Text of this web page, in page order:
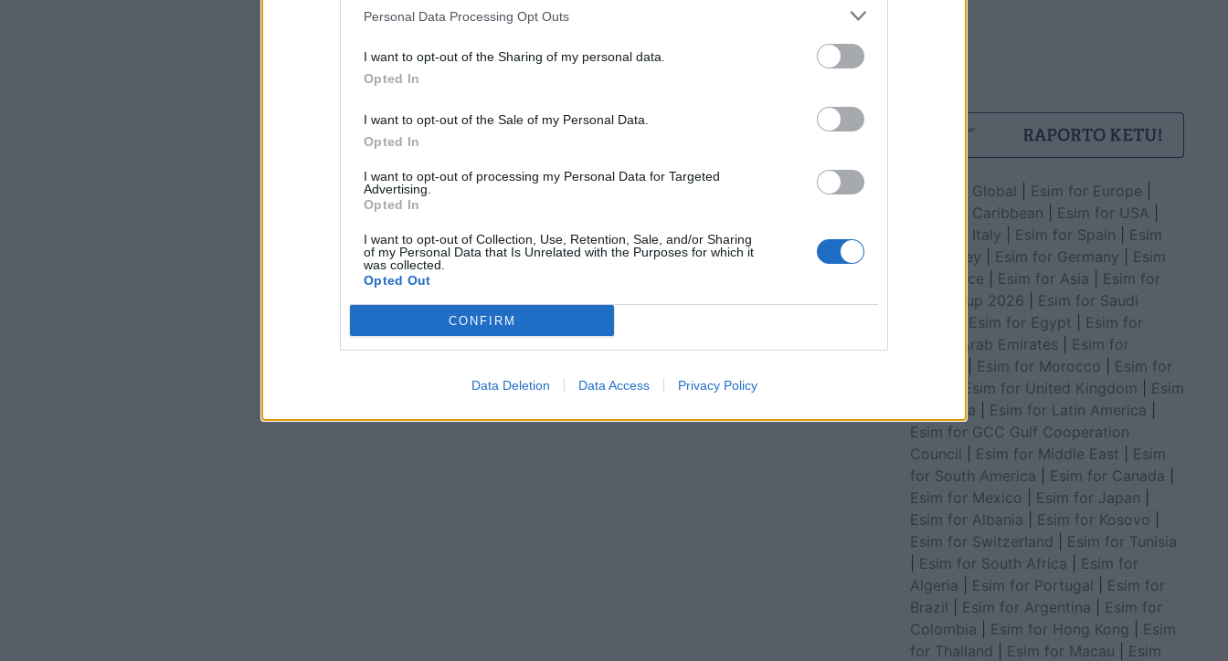
Personal Data Processing Opt Outs
I want to opt-out of the Sharing of my personal data.
Opted In
I want to opt-out of the Sale of my Personal Data.
Opted In
I want to opt-out of processing my Personal Data for Targeted
Advertising.
Opted In
I want to opt-out of Collection, Use, Retention, Sale, and/or Sharing
of my Personal Data that Is Unrelated with the Purposes for which it
was collected.
Opted Out
CONFIRM
Data Deletion Data Access Privacy Policy
Esim for Global Esim for Europe
Esim for Caribbean
Esim for USA
Esim for Italy
Esim for Spain
Esim
for Turkey
Esim for Germany
Esim
for Greece
Esim for Asia
Esim for
World Cup 2026
Esim for Saudi
Esim for Egypt
Esim for
United Arab Emirates
Esim for
Esim for Morocco
Esim for
Esim for United Kingdom
Esim
for Africa
Esim for Latin America
Esim for GCC Gulf Cooperation
Council
Esim for Middle East
Esim
for South America
Esim for Canada
Esim for Mexico
Esim for Japan
Esim for Albania
Esim for Kosovo
Esim for Switzerland
Esim for Tunisia
Esim for South Africa
Esim for
Algeria
Esim for Portugal
Esim for
Brazil
Esim for Argentina
Esim for
Colombia
Esim for Hong Kong
Esim
for Thailand
Esim for Macau
Esim